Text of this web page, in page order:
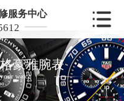
服务中心
豪雅腕表
watch